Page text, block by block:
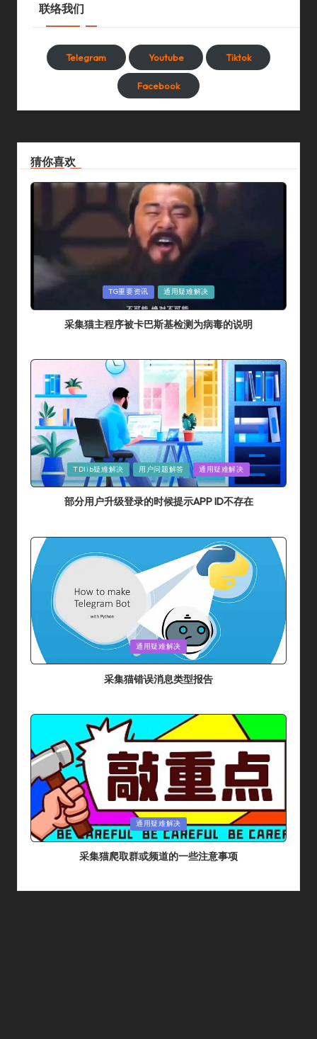
联络我们
Telegram Youtube Tiktok
Facebook
猜你喜欢
Posted
TG重要资讯 通用疑难解决
采集猫主程序被卡巴斯基检测为病毒的说明
By
Posted
In
TDlib疑难解决 用户问题解答 通用疑难解决
部分用户升级登录的时候提示APP ID不存在
In
通用疑难解决
采集猫错误消息类型报告
By
Posted
In
通用疑难解决
采集猫爬取群或频道的一些注意事项
By